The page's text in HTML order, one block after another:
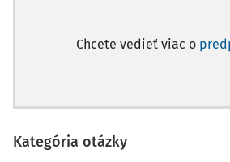
Chcete vedieť viac o
Kategória otázky